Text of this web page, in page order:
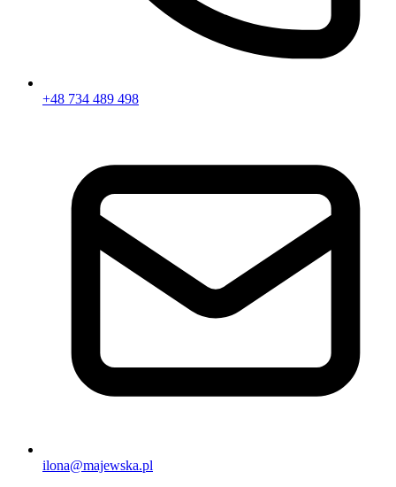
+48 734 489 498
ilona@majewska.pl